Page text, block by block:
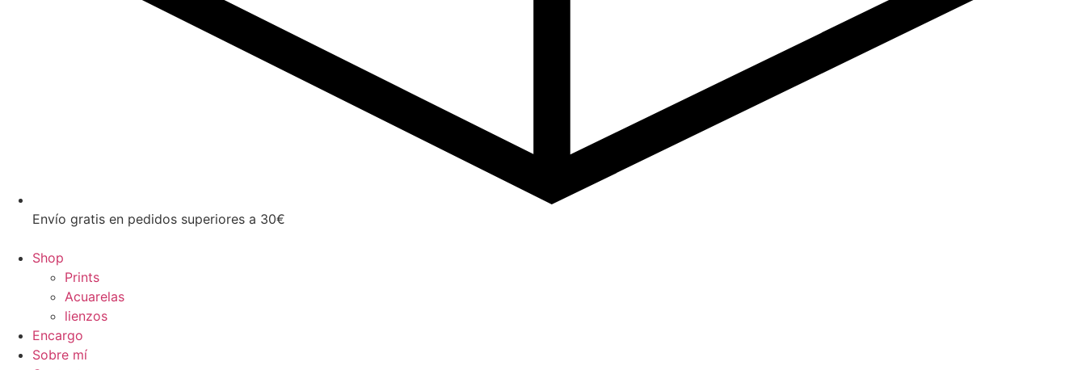
Envío gratis en pedidos superiores a 30€
Shop
Prints
Acuarelas
lienzos
Encargo
Sobre mí